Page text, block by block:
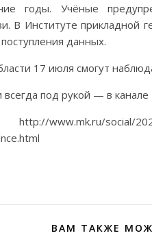
годы. Учёные
В Институте
данных.
17 июля смогут
под рукой — в канале
social/2026/07/
ВАМ ТАКЖЕ